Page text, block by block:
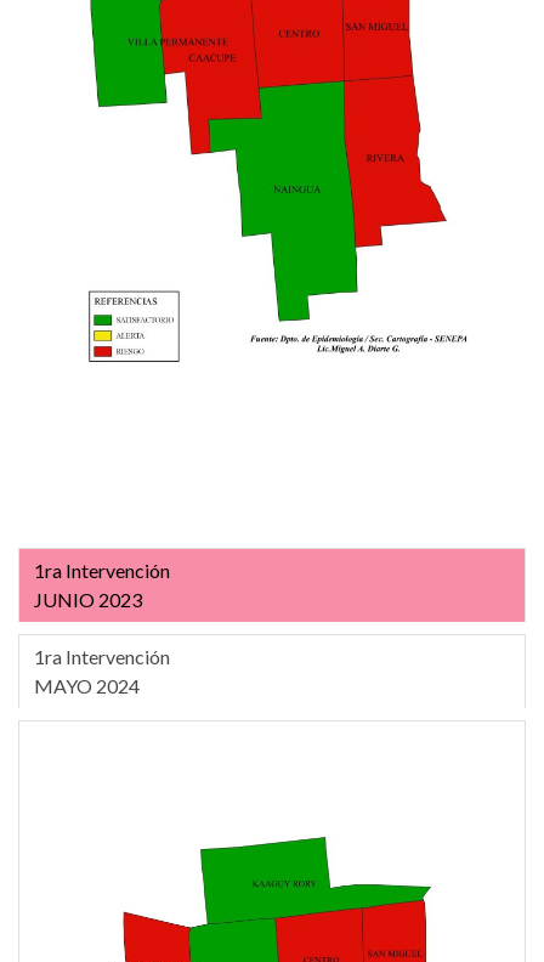
1ra Intervención
JUNIO 2023
1ra Intervención
MAYO 2024